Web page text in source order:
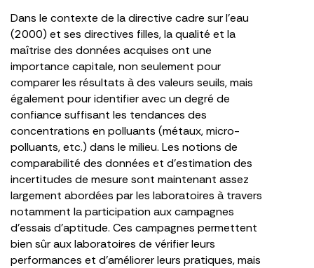
Dans le contexte de la directive cadre sur l’eau
(2000) et ses directives filles, la qualité et la
maîtrise des données acquises ont une
importance capitale, non seulement pour
comparer les résultats à des valeurs seuils, mais
également pour identifier avec un degré de
confiance suffisant les tendances des
concentrations en polluants (métaux, micro-
polluants, etc.) dans le milieu. Les notions de
comparabilité des données et d’estimation des
incertitudes de mesure sont maintenant assez
largement abordées par les laboratoires à travers
notamment la participation aux campagnes
d’essais d’aptitude. Ces campagnes permettent
bien sûr aux laboratoires de vérifier leurs
performances et d’améliorer leurs pratiques, mais